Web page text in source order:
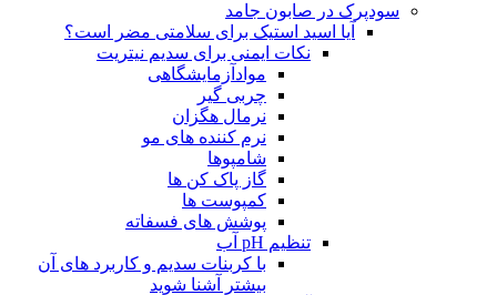
سودپرک در صابون جامد
آیا اسید استیک برای سلامتی مضر است؟
نکات ایمنی برای سدیم نیتریت
موادآزمایشگاهی
چربی گیر
نرمال هگزان
نرم کننده های مو
شامپوها
گاز پاک کن ها
کمپوست ها
پوشش های فسفاته
تنظیم pH آب
با کربنات سدیم و کاربرد های آن
بیشتر آشنا شوید